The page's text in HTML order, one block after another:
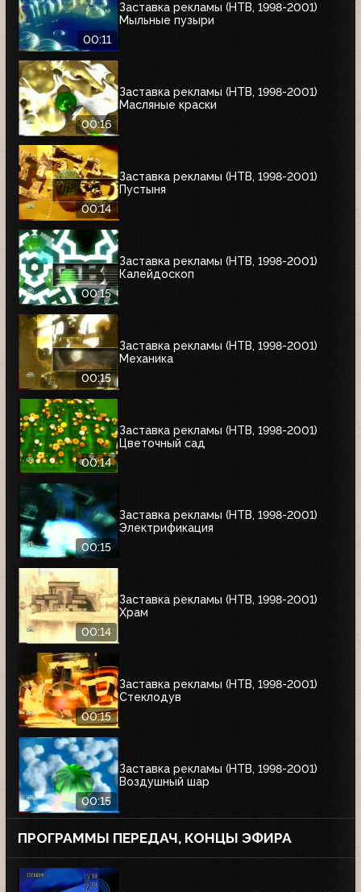
00:11
Заставка рекламы (НТВ, 1998-2001)
Мыльные пузыри
00:16
Заставка рекламы (НТВ, 1998-2001)
Масляные краски
00:14
Заставка рекламы (НТВ, 1998-2001)
Пустыня
00:15
Заставка рекламы (НТВ, 1998-2001)
Калейдоскоп
00:15
Заставка рекламы (НТВ, 1998-2001)
Механика
00:14
Заставка рекламы (НТВ, 1998-2001)
Цветочный сад
00:15
Заставка рекламы (НТВ, 1998-2001)
Электрификация
00:14
Заставка рекламы (НТВ, 1998-2001)
Храм
00:15
Заставка рекламы (НТВ, 1998-2001)
Стеклодув
00:15
Заставка рекламы (НТВ, 1998-2001)
Воздушный шар
ПРОГРАММЫ ПЕРЕДАЧ, КОНЦЫ ЭФИРА